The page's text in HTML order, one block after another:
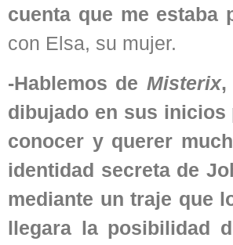
cuenta que me estaba
con Elsa, su mujer.
-Hablemos de Misterix,
dibujado en sus inicios
conocer y querer
identidad secreta de
mediante un traje que
llegara la posibilidad